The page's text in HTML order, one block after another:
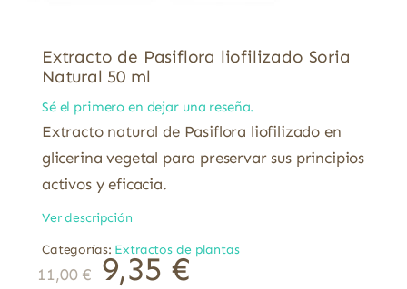
Extracto de Pasiflora liofilizado Soria
Natural 50 ml
Sé el primero en dejar una reseña.
Extracto natural de Pasiflora liofilizado en
glicerina vegetal para preservar sus principios
activos y eficacia.
Ver descripción
Categorías: Extractos de plantas
11,00€ 9,35 €